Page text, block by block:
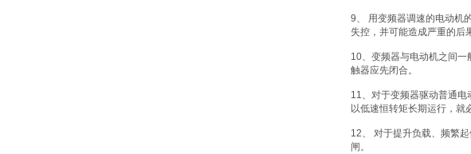
9、 用变频器调速的电动机
失控，并可能造成严重的后
10、变频器与电动机之间
触器应先闭合。
11、对于变频器驱动普通
以低速恒转矩长期运行，就
12、 对于提升负载、频繁
闸。